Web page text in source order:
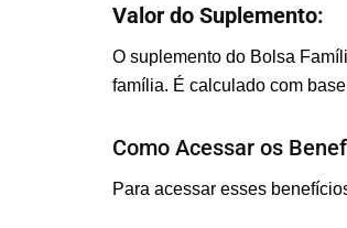
Valor do Suplemento:
O suplemento do Bolsa
família. É calculado com
Como Acessar os
Para acessar esses